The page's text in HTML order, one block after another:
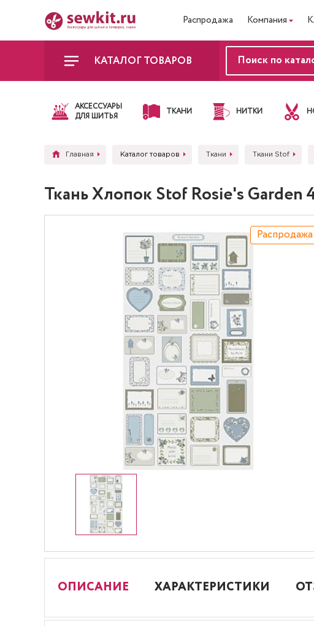
Распродажа Компания
КАТАЛОГ ТОВАРОВ
АКСЕССУАРЫ
ДЛЯ ШИТЬЯ
ТКАНИ НИТКИ
Главная Каталог товаров Ткани Ткани Stof
Ткань Хлопок Stof Rosie's
Распродажа
ОПИСАНИЕ ХАРАКТЕРИСТИКИ